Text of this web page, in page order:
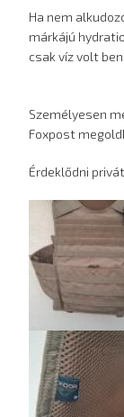
Ha nem
márkájú
csak víz volt
Személyesen
Foxpost
Érdeklődni
Hirdetés
képei